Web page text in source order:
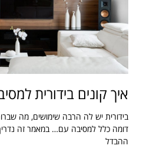
איך קונים בידורית
בידורית יש לה הרבה שימושים, מה
דומה כלל למסיבה עם… במאמר זה
ההבדל